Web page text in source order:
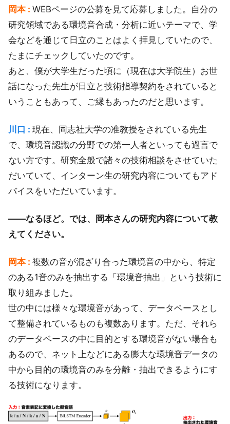
岡本 : WEBページの公募を見て応募しました。自分の
研究領域である環境音合成・分析に近いテーマで、学
会などを通じて日立のことはよく拝見していたので、
たまにチェックしていたのです。
あと、僕が大学生だった頃に（現在は大学院生）お世
話になった先生が日立と技術指導契約をされていると
いうこともあって、ご縁もあったのだと思います。
川口 : 現在、同志社大学の准教授をされている先生
で、環境音認識の分野での第一人者といっても過言で
ない方です。研究全般で諸々の技術相談をさせていた
だいていて、インターン生の研究内容についてもアド
バイスをいただいています。
――なるほど。では、岡本さんの研究内容について教
えてください。
岡本 : 複数の音が混ざり合った環境音の中から、特定
のある1音のみを抽出する「環境音抽出」という技術に
取り組みました。
世の中には様々な環境音があって、データベースとし
て整備されているものも複数あります。ただ、それら
のデータベースの中に目的とする環境音がない場合も
あるので、ネット上などにある膨大な環境音データの
中から目的の環境音のみを分離・抽出できるようにす
る技術になります。